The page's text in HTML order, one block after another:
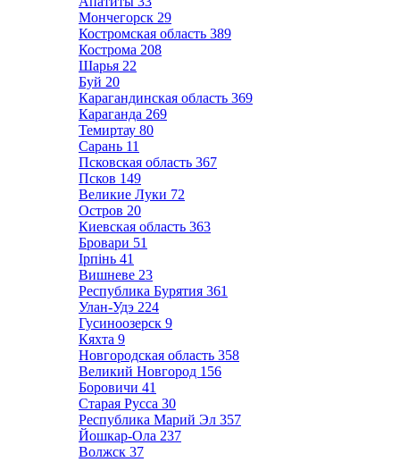
Мончегорск 29
Костромская область 389
Кострома 208
Шарья 22
Буй 20
Карагандинская область 369
Караганда 269
Темиртау 80
Сарань 11
Псковская область 367
Псков 149
Великие Луки 72
Остров 20
Киевская область 363
Бровари 51
Ірпінь 41
Вишневе 23
Республика Бурятия 361
Улан-Удэ 224
Гусиноозерск 9
Кяхта 9
Новгородская область 358
Великий Новгород 156
Боровичи 41
Старая Русса 30
Республика Марий Эл 357
Йошкар-Ола 237
Волжск 37